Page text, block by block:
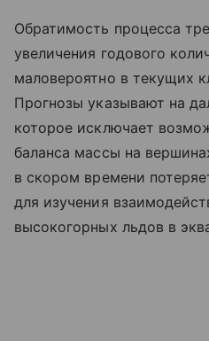
Обратимость процесса
увеличения годового
маловероятно в текущих
Прогнозы указывают на
которое исключает
баланса массы на
в скором времени
для изучения
высокогорных льдов в